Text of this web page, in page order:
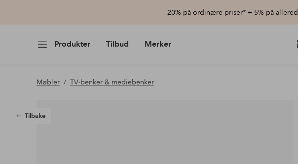
20% på ordinære priser* + 5% på
Produkter Tilbud Merker
Møbler TV-benker & mediebenker
Tilbake